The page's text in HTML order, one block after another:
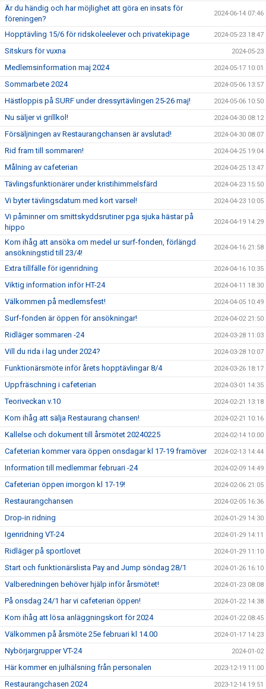
Är du händig och har möjlighet att göra en insats för
föreningen?
2024-06-14 07:46
Hopptävling 15/6 för ridskoleelever och privatekipage 2024-05-23 18:47
Sitskurs för vuxna 2024-05-23
Medlemsinformation maj 2024 2024-05-17 10:01
Sommarbete 2024 2024-05-06 13:57
Hästloppis på SURF under dressyrtävlingen 25-26 maj! 2024-05-06 10:50
Nu säljer vi grillkol! 2024-04-30 08:12
Försäljningen av Restaurangchansen är avslutad! 2024-04-30 08:07
Rid fram till sommaren! 2024-04-25 19:04
Målning av cafeterian 2024-04-25 13:47
Tävlingsfunktionärer under kristihimmelsfärd 2024-04-23 15:50
Vi byter tävlingsdatum med kort varsel! 2024-04-23 10:05
Vi påminner om smittskyddsrutiner pga sjuka hästar på
hippo
2024-04-19 14:29
Kom ihåg att ansöka om medel ur surf-fonden, förlängd
ansökningstid till 23/4!
2024-04-16 21:58
Extra tillfälle för igenridning 2024-04-16 10:35
Viktig information inför HT-24 2024-04-11 18:30
Välkommen på medlemsfest! 2024-04-05 10:49
Surf-fonden är öppen för ansökningar! 2024-04-02 21:50
Ridläger sommaren -24 2024-03-28 11:03
Vill du rida i lag under 2024? 2024-03-28 10:07
Funktionärsmöte inför årets hopptävlingar 8/4 2024-03-26 18:17
Uppfräschning i cafeterian 2024-03-01 14:35
Teoriveckan v.10 2024-02-21 13:18
Kom ihåg att sälja Restaurang chansen! 2024-02-21 10:16
Kallelse och dokument till årsmötet 20240225 2024-02-14 10:00
Cafeterian kommer vara öppen onsdagar kl 17-19 framöver 2024-02-13 14:44
Information till medlemmar februari -24 2024-02-09 14:49
Cafeterian öppen imorgon kl 17-19! 2024-02-06 21:05
Restaurangchansen 2024-02-05 16:36
Drop-in ridning 2024-01-29 14:30
Igenridning VT-24 2024-01-29 14:11
Ridläger på sportlovet 2024-01-29 11:10
Start och funktionärslista Pay and Jump söndag 28/1 2024-01-26 16:10
Valberedningen behöver hjälp inför årsmötet! 2024-01-23 08:08
På onsdag 24/1 har vi cafeterian öppen! 2024-01-22 14:38
Kom ihåg att lösa anläggningskort för 2024 2024-01-22 08:45
Välkommen på årsmöte 25e februari kl 14.00 2024-01-17 14:23
Nybörjargrupper VT-24 2024-01-02
Här kommer en julhälsning från personalen 2023-12-19 11:00
Restaurangchasen 2024 2023-12-14 19:51